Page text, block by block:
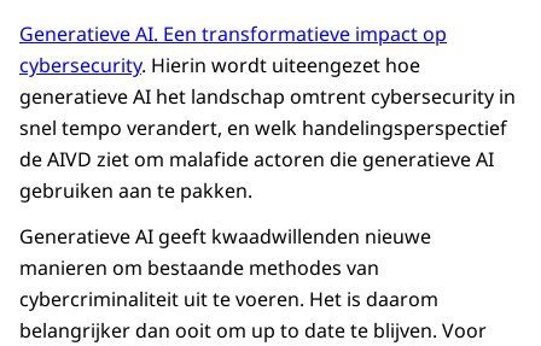
Generatieve AI. Een transformatieve impact op
cybersecurity. Hierin wordt uiteengezet hoe
generatieve AI het landschap omtrent cybersecurity in
snel tempo verandert, en welk handelingsperspectief
de AIVD ziet om malafide actoren die generatieve AI
gebruiken aan te pakken.
Generatieve AI geeft kwaadwillenden nieuwe
manieren om bestaande methodes van
cybercriminaliteit uit te voeren. Het is daarom
belangrijker dan ooit om up to date te blijven. Voor